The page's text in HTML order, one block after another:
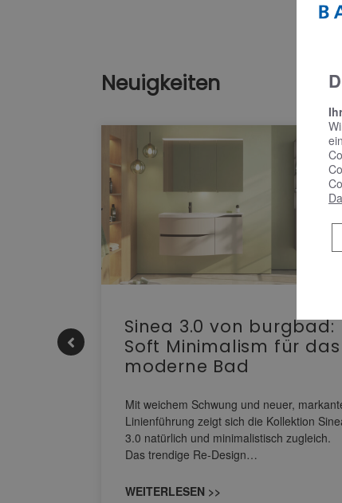
Neuigkeiten
Sinea 3.0 von burgbad:
Soft Minimalism für das
moderne Bad
Mit weichem Schwung und neuer,
Linienführung zeigt sich die Kollektion
3.0 natürlich und minimalistisch zugleich.
Das trendige Re-Design…
WEITERLESEN >>